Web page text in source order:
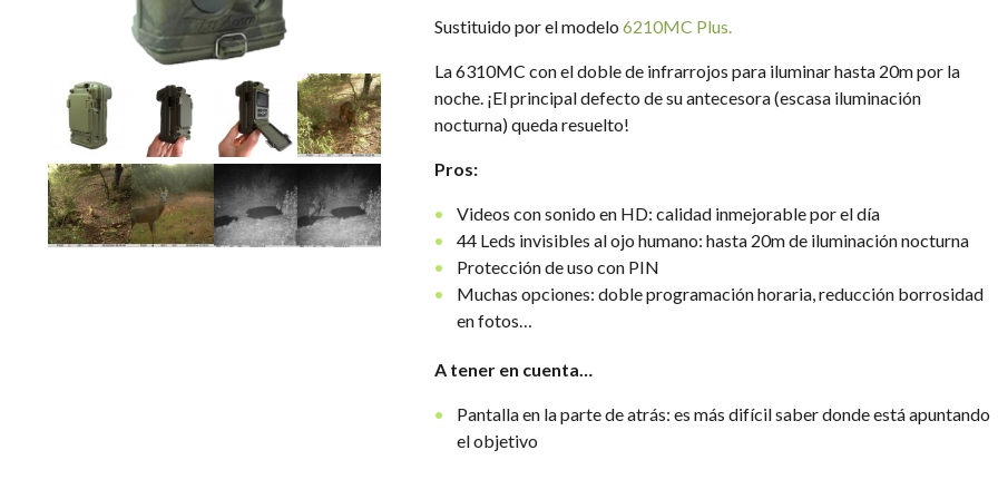
Sustituido por el modelo 6210MC Plus.
La 6310MC con el doble de infrarrojos para iluminar hasta 20m por la
noche. ¡El principal defecto de su antecesora (escasa iluminación
nocturna) queda resuelto!
Pros:
Videos con sonido en HD: calidad inmejorable por el día
44 Leds invisibles al ojo humano: hasta 20m de iluminación nocturna
Protección de uso con PIN
Muchas opciones: doble programación horaria, reducción borrosidad
en fotos…
A tener en cuenta…
Pantalla en la parte de atrás: es más difícil saber donde está apuntando
el objetivo